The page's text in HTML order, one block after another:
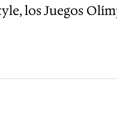
los Juegos